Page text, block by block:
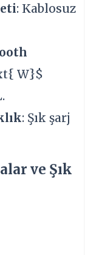
: Kablosuz
W}$
: Şık şarj
ve Şık